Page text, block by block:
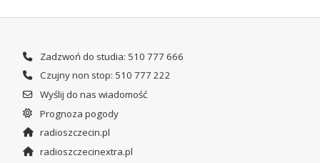
Zadzwoń do studia: 510 777 666
Czujny non stop: 510 777 222
Wyślij do nas wiadomość
Prognoza pogody
radioszczecin.pl
radioszczecinextra.pl